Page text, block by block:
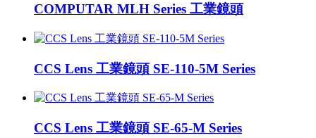
COMPUTAR MLH Series 工業鏡頭
CCS Lens 工業鏡頭 SE-110-5M Series
CCS Lens 工業鏡頭 SE-65-M Series